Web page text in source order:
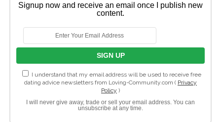
Signup now and receive an email once I publish new
content.
I understand that my email address will be used to receive free
dating advice newsletters from Loving-Community.com ( Privacy
Policy )
I will never give away, trade or sell your email address. You can
unsubscribe at any time.